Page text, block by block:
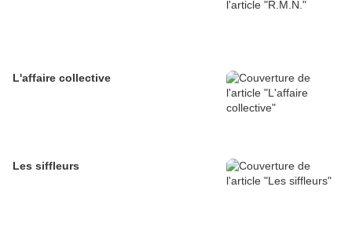
L'affaire collective
Les siffleurs